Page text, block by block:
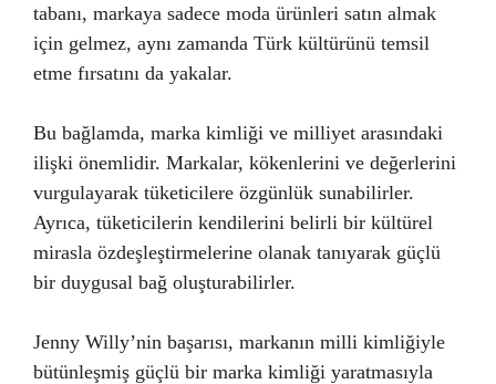
tabanı, markaya sadece moda ürünleri satın almak
için gelmez, aynı zamanda Türk kültürünü temsil
etme fırsatını da yakalar.
Bu bağlamda, marka kimliği ve milliyet arasındaki
ilişki önemlidir. Markalar, kökenlerini ve değerlerini
vurgulayarak tüketicilere özgünlük sunabilirler.
Ayrıca, tüketicilerin kendilerini belirli bir kültürel
mirasla özdeşleştirmelerine olanak tanıyarak güçlü
bir duygusal bağ oluşturabilirler.
Jenny Willy’nin başarısı, markanın milli kimliğiyle
bütünleşmiş güçlü bir marka kimliği yaratmasıyla